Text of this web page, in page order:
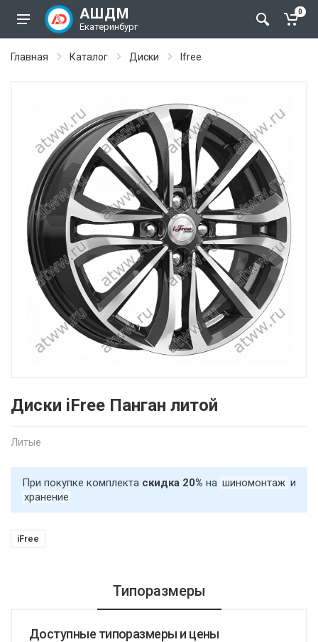
АШДМ
Екатеринбург
0
Главная Каталог Диски Ifree
Диски iFree Панган литой
Литые
При покупке комплекта скидка 20% на шиномонтаж и
хранение
iFree
Типоразмеры
Доступные типоразмеры и цены